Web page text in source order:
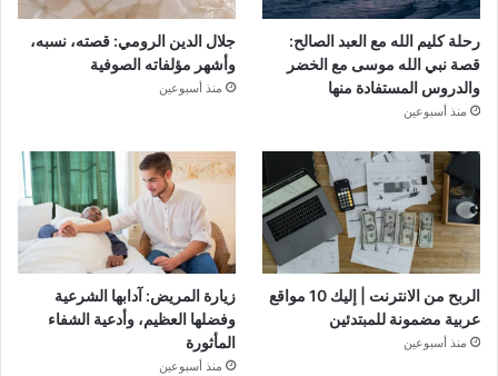
رحلة كليم الله مع العبد الصالح:
قصة نبي الله موسى مع الخضر
والدروس المستفادة منها
منذ أسبوعين
جلال الدين الرومي: قصته، نسبه،
وأشهر مؤلفاته الصوفية
منذ أسبوعين
الربح من الانترنت | إليك 10 مواقع
عربية مضمونة للمبتدئين
منذ أسبوعين
زيارة المريض: آدابها الشرعية
وفضلها العظيم، وأدعية الشفاء
المأثورة
منذ أسبوعين